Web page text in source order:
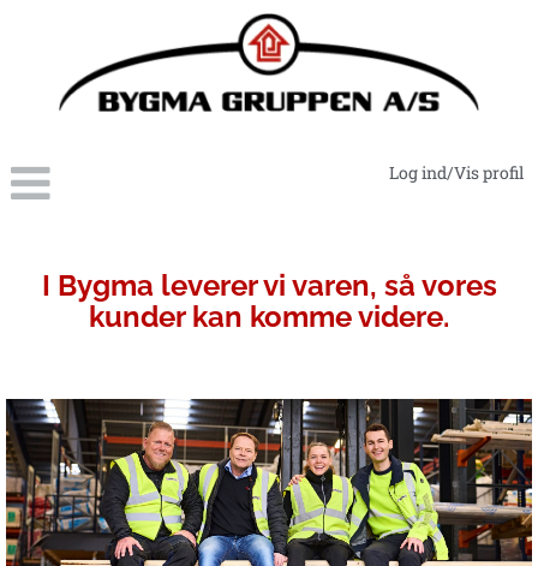
Log ind/Vis profil
I Bygma leverer vi varen, så vores
kunder kan komme videre.